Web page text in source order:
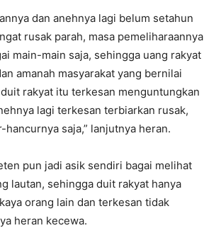
dan anehnya lagi belum setahun
rusak parah, masa pemeliharaannya
main-main saja, sehingga uang rakyat
amanah masyarakat yang bernilai
rakyat itu terkesan menguntungkan
lagi terkesan terbiarkan rusak,
hancurnya saja,” lanjutnya heran.
pun jadi asik sendiri bagai melihat
lautan, sehingga duit rakyat hanya
orang lain dan terkesan tidak
heran kecewa.